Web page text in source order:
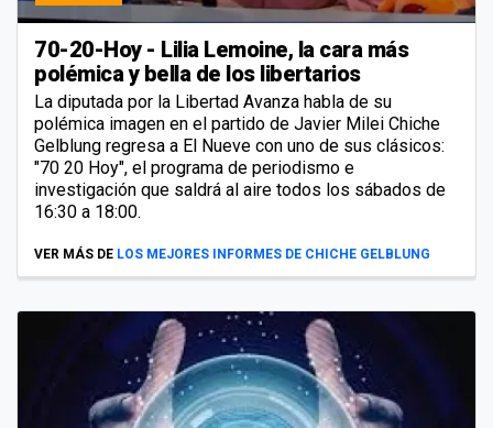
70-20-Hoy - Lilia Lemoine, la cara más
polémica y bella de los libertarios
La diputada por la Libertad Avanza habla de su
polémica imagen en el partido de Javier Milei Chiche
Gelblung regresa a El Nueve con uno de sus clásicos:
"70 20 Hoy", el programa de periodismo e
investigación que saldrá al aire todos los sábados de
16:30 a 18:00.
VER MÁS DE LOS MEJORES INFORMES DE CHICHE GELBLUNG